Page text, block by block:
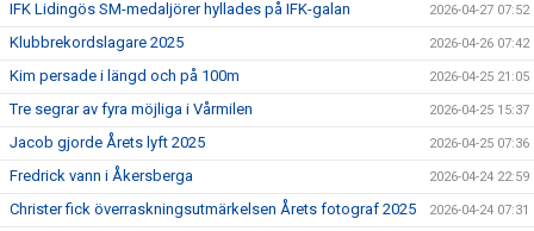
IFK Lidingös SM-medaljörer hyllades på IFK-galan 2026-04-27 07:52
Klubbrekordslagare 2025 2026-04-26 07:42
Kim persade i längd och på 100m 2026-04-25 21:05
Tre segrar av fyra möjliga i Vårmilen 2026-04-25 15:37
Jacob gjorde Årets lyft 2025 2026-04-25 07:36
Fredrick vann i Åkersberga 2026-04-24 22:59
Christer fick överraskningsutmärkelsen Årets fotograf 2025 2026-04-24 07:31